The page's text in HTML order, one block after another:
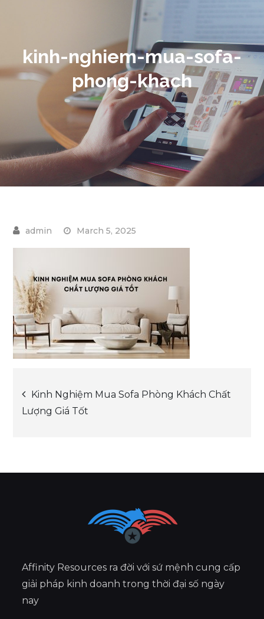
kinh-nghiem-mua-sofa-
phong-khach
March 5, 2025
Post
Kinh Nghiệm Mua Sofa Phòng Khách Chất
Lượng Giá Tốt
Affinity Resources ra đời với sứ mệnh cung cấp
giải pháp kinh doanh trong thời đại số ngày
nay